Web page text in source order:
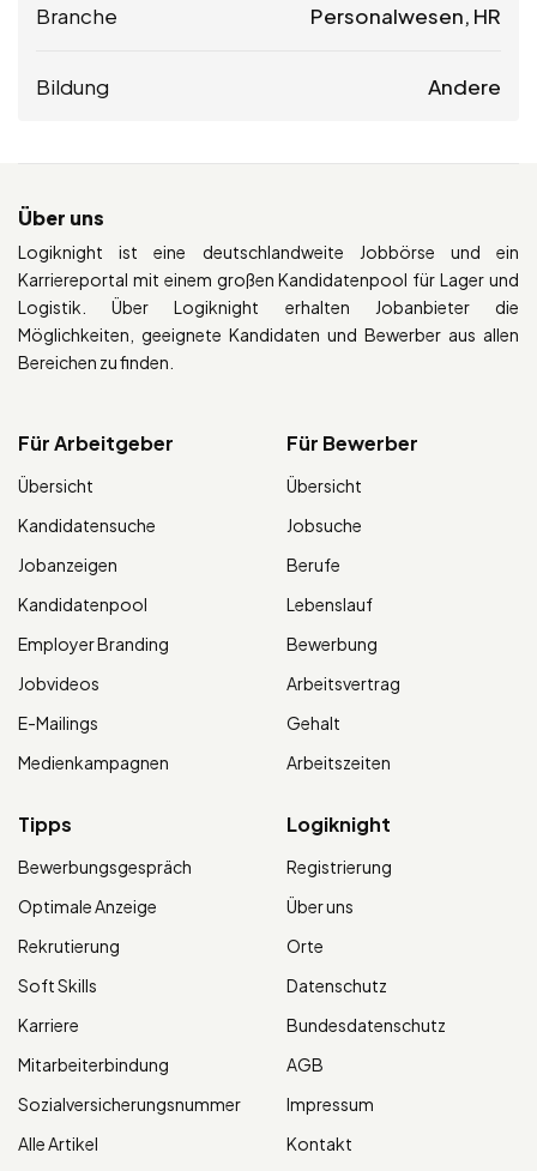
Branche Personalwesen, HR
Bildung Andere
Über uns
Logiknight ist eine deutschlandweite Jobbörse und ein
Karriereportal mit einem großen Kandidatenpool für Lager und
Logistik. Über Logiknight erhalten Jobanbieter die
Möglichkeiten, geeignete Kandidaten und Bewerber aus allen
Bereichen zu finden.
Für Arbeitgeber
Übersicht
Kandidatensuche
Jobanzeigen
Kandidatenpool
Employer Branding
Jobvideos
E-Mailings
Medienkampagnen
Für Bewerber
Übersicht
Jobsuche
Berufe
Lebenslauf
Bewerbung
Arbeitsvertrag
Gehalt
Arbeitszeiten
Tipps
Bewerbungsgespräch
Optimale Anzeige
Rekrutierung
Soft Skills
Karriere
Mitarbeiterbindung
Sozialversicherungsnummer
Alle Artikel
Logiknight
Registrierung
Über uns
Orte
Datenschutz
Bundesdatenschutz
AGB
Impressum
Kontakt